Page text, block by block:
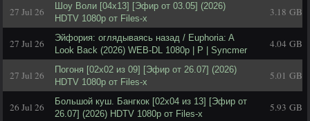
27 Jul 26
Шоу Воли [04x13] [Эфир от 03.05] (2026)
HDTV 1080р от Files-x
3.18 GB
27 Jul 26
Эйфория: оглядываясь назад / Euphoria: A
Look Back (2026) WEB-DL 1080p | P | Syncmer
4.04 GB
27 Jul 26
Погоня [02x02 из 09] [Эфир от 26.07] (2026)
HDTV 1080р от Files-x
5.01 GB
26 Jul 26
Большой куш. Бангкок [02x04 из 13] [Эфир от
26.07] (2026) HDTV 1080р от Files-x
5.93 GB